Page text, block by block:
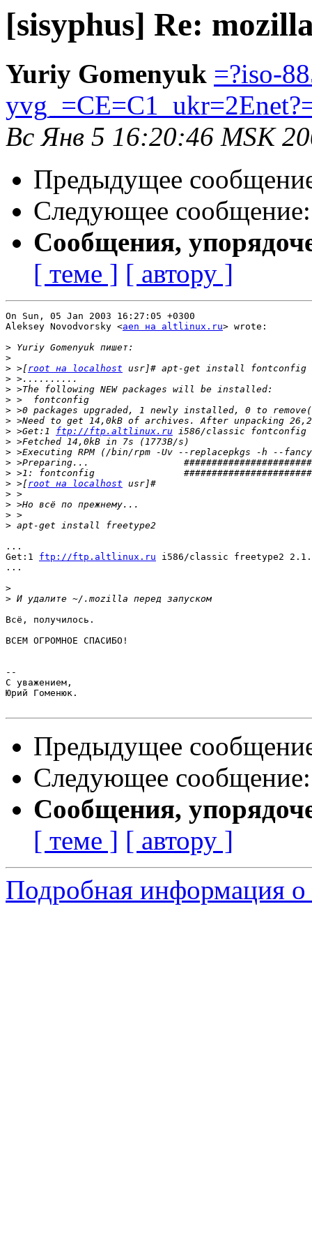
[sisyphus] Re:
Yuriy Gomenyuk =?iso-
Вс Янв 5 16:20:46 MSK
Предыдущее
Следующее
Сообщения,
[ теме ] [ автору ]
On Sun, 05 Jan 2003 16:27:05 +0300
Aleksey Novodvorsky <aen на altlinux.ru> wrote:
>
>
> >[root на localhost
>
>
>
>
>
> >Get:1 ftp://ftp.altlinux.ru
>
>
>
>
> >[root на localhost
>
>
>
>
...
Get:1 ftp://ftp.altlinux.ru i586/classic freetype2
...
>
>
Всё, получилось.
ВСЕМ ОГРОМНОЕ СПАСИБО!
--
С уважением,
Юрий Гоменюк.
Предыдущее
Следующее
Сообщения,
[ теме ] [ автору ]
Подробная информация о